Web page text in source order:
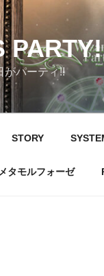
PARTY!
がパーティ!!
STORY
タモルフォーゼ